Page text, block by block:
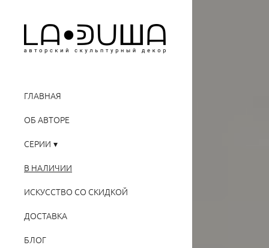
ГЛАВНАЯ
ОБ АВТОРЕ
СЕРИИ
В НАЛИЧИИ
ИСКУССТВО СО СКИДКОЙ
ДОСТАВКА
БЛОГ